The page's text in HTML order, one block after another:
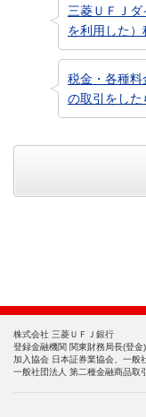
三菱ＵＦＪ
を利用した）
税金・各種料
の取引をした
株式会社 三菱ＵＦＪ銀行
登録金融機関 関東財務局長(登金
加入協会 日本証券業協会、一般
一般社団法人 第二種金融商品取